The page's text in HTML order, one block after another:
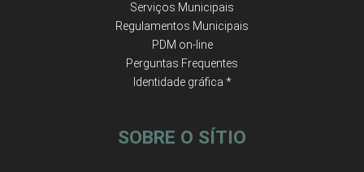
Serviços Municipais
Regulamentos Municipais
PDM on-line
Perguntas Frequentes
Identidade gráfica *
SOBRE O SÍTIO